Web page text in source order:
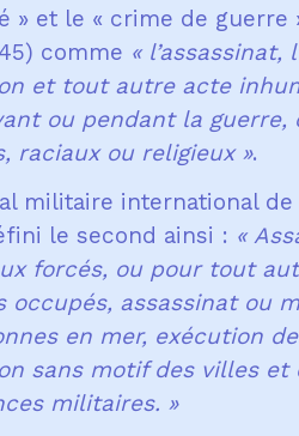
» et le « crime de
comme «
et tout autre acte
ou pendant la
raciaux ou religieux ».
militaire international
le second ainsi : «
forcés, ou pour tout
occupés, assassinat ou
en mer, exécution
sans motif des villes
militaires. »